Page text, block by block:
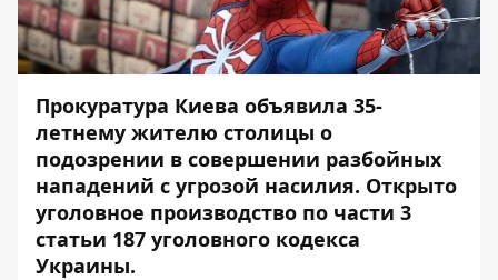
Прокуратура Киева объявила 35-
летнему жителю столицы о
подозрении в совершении разбойных
нападений с угрозой насилия. Открыто
уголовное производство по части 3
статьи 187 уголовного кодекса
Украины.